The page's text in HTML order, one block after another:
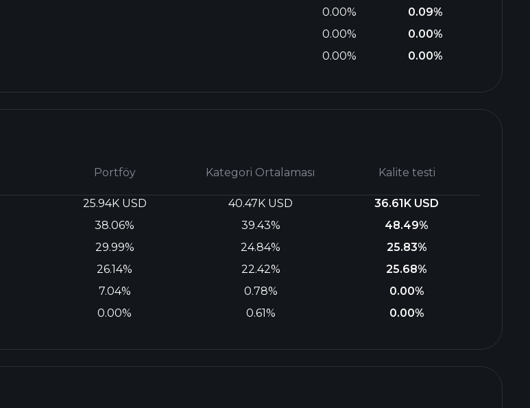
0.00%
0.09%
0.00%
0.00%
0.00% 0.00%
Portföy Kategori Ortalaması Kalite testi
25.94K USD 40.47K USD
36.61K USD
38.06% 39.43%
48.49%
29.99% 24.84%
25.83%
26.14% 22.42%
25.68%
7.04% 0.78%
0.00%
0.00% 0.61% 0.00%